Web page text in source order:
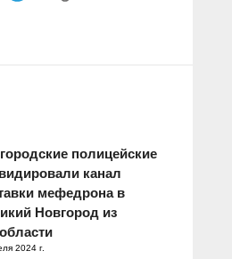
полицейские
канал
мефедрона в
Новгород из
2024 г.